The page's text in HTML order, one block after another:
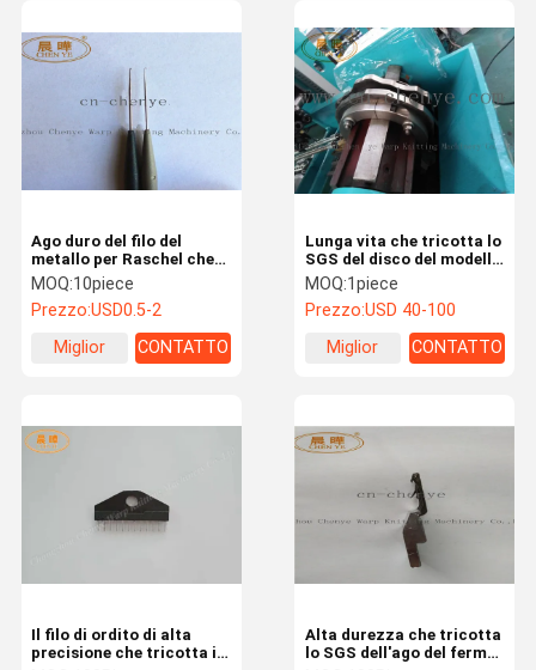
Lunga vita che tricotta lo
SGS del disco del modello
del ferro da maglia di
Raschel dei pezzi di
ricambio approvato
MOQ:1piece
Prezzo:USD 40-100
Miglior
CONTATTO
Ago duro del filo del
metallo per Raschel che
si avvolge tricottando
macchinario
MOQ:10piece
Prezzo:USD0.5-2
Miglior
CONTATTO
Alta durezza che tricotta
lo SGS dell'ago del fermo
Il filo di ordito di alta
precisione che tricotta i